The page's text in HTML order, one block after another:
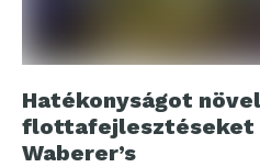
Hatékonyságot
flottafejlesztéseket
Waberer’s